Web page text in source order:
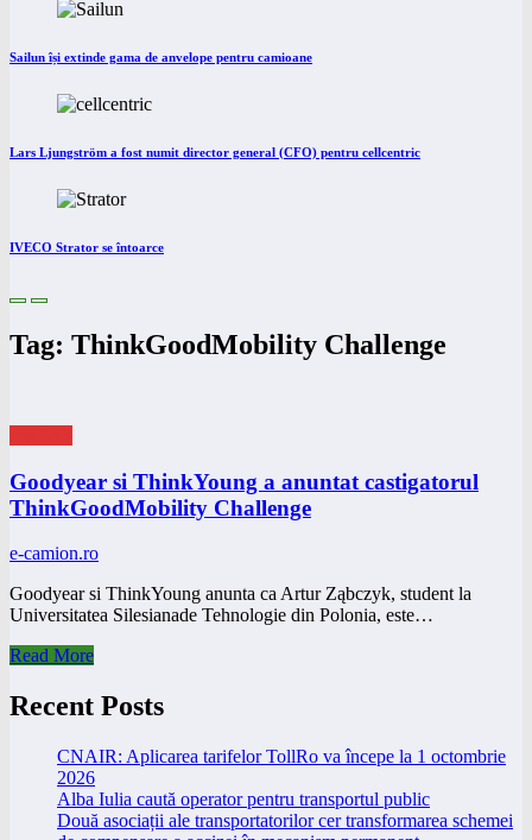
Sailun își extinde gama de anvelope pentru camioane
Lars Ljungström a fost numit director general (CFO) pentru cellcentric
IVECO Strator se întoarce
Tag: ThinkGoodMobility Challenge
Goodyear si ThinkYoung a anuntat castigatorul
ThinkGoodMobility Challenge
e-camion.ro
Goodyear si ThinkYoung anunta ca Artur Ząbczyk, student la
Universitatea Silesianade Tehnologie din Polonia, este…
Read More
Recent Posts
CNAIR: Aplicarea tarifelor TollRo va începe la 1 octombrie
2026
Alba Iulia caută operator pentru transportul public
Două asociații ale transportatorilor cer transformarea schemei